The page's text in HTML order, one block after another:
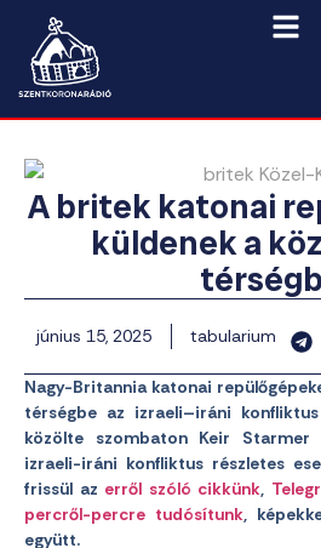
A britek katonai
küldenek a
június 15, 2025 tabularium
Nagy-Britannia katonai
térségbe az izraeli–iráni
közölte szombaton Keir
izraeli-iráni konfliktus részletes
frissül az erről szóló cikkünk
percről-percre tudósítunk ,
együtt.